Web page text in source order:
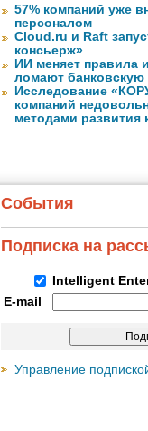
57% компаний уже
персоналом
Cloud.ru и Raft
консьерж»
ИИ меняет правила
ломают
Исследование
компаний
методами развития
События
Подписка на
Intelligent
E-mail
Управление